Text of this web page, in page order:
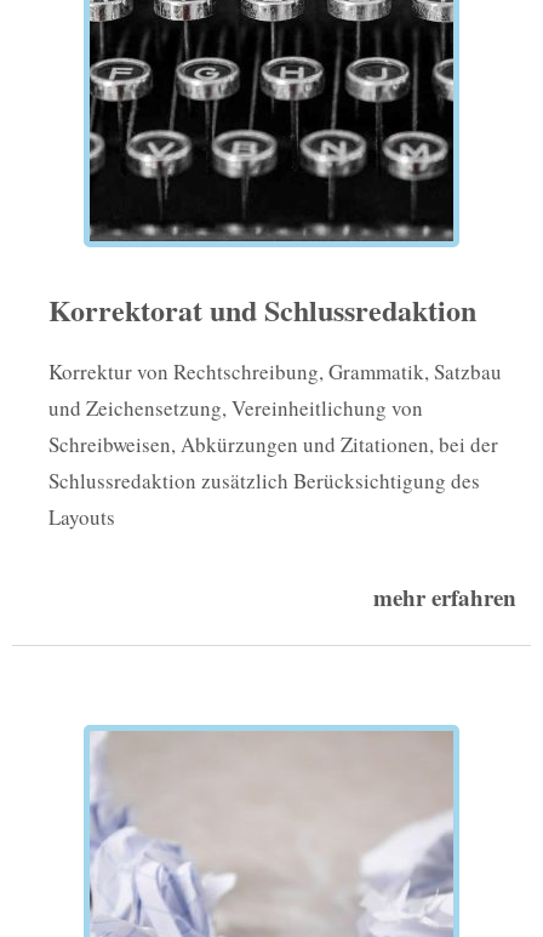
Korrektorat und Schlussredaktion
Korrektur von Rechtschreibung, Grammatik, Satzbau
und Zeichensetzung, Vereinheitlichung von
Schreibweisen, Abkürzungen und Zitationen, bei der
Schlussredaktion zusätzlich Berücksichtigung des
Layouts
mehr erfahren